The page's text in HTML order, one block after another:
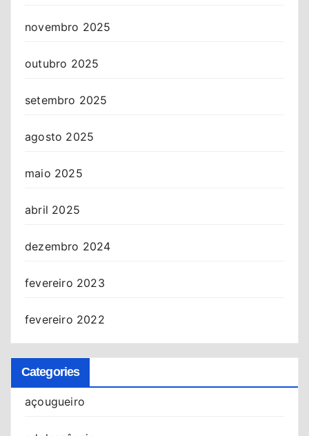
novembro 2025
outubro 2025
setembro 2025
agosto 2025
maio 2025
abril 2025
dezembro 2024
fevereiro 2023
fevereiro 2022
Categories
açougueiro